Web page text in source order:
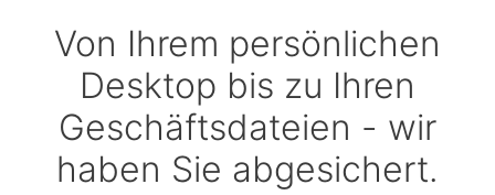
Von Ihrem persönlichen
Desktop bis zu Ihren
Geschäftsdateien - wir
haben Sie abgesichert.